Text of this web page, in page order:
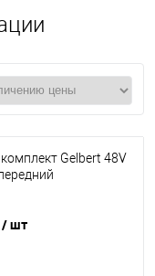
Gelbert 48V
/ шт